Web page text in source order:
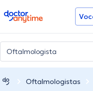
doctoranytime
Oftalmologistas